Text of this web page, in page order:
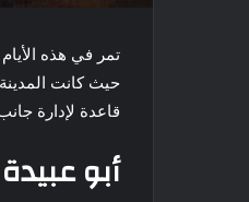
تمر في هذه
حيث كانت المدينة
قاعدة لإدارة
أبو